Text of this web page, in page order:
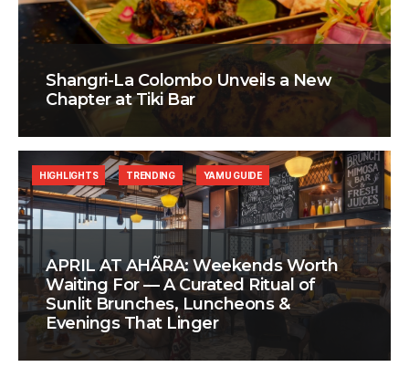
Shangri-La Colombo Unveils a New
Chapter at Tiki Bar
APRIL AT AHÃRA: Weekends Worth
Waiting For — A Curated Ritual of
Sunlit Brunches, Luncheons &
Evenings That Linger
HIGHLIGHTS TRENDING YAMU GUIDE